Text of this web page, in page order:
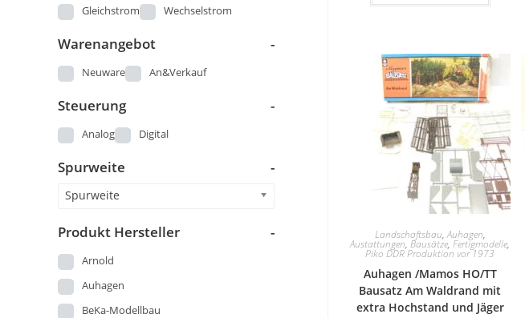
Landschaftsbau,Auhagen,
Austattungen,Bausätze,Fertigmodelle,
Piko DDR Produktion vor 1973
Auhagen /Mamos HO/TT
Bausatz Am Waldrand mit
extra Hochstand und Jäger
Halle
PGH Plauen
Piko alt
Schicht
Sonstige
Vero
Gleichstrom Wechselstrom
Warenangebot -
Neuware An&Verkauf
Steuerung -
Analog Digital
Spurweite -
Spurweite
Produkt Hersteller -
Arnold
Auhagen
BeKa-Modellbau